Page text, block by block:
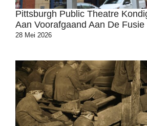
Pittsburgh Public Theatre
Aan Voorafgaand Aan De Fusie
28 Mei 2026